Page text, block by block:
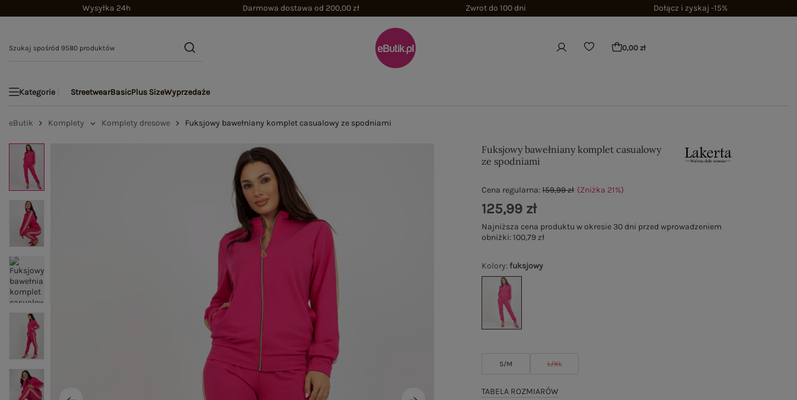
Wysyłka 24h Darmowa dostawa od 200,00 zł Zwrot do 100 dni Dołącz i zyskaj -15%
0,00 zł
Kategorie StreetwearBasicPlus SizeWyprzedaże
eButik Komplety Komplety dresowe Fuksjowy bawełniany komplet casualowy ze spodniami
Fuksjowy bawełniany komplet casualowy
ze spodniami
Kolory:fuksjowy
S/M L/XL
TABELA ROZMIARÓW
Cena regularna:159,99 zł (Zniżka 21%)
125,99 zł
Najniższa cena produktu w okresie 30 dni przed wprowadzeniem
obniżki:100,79 zł